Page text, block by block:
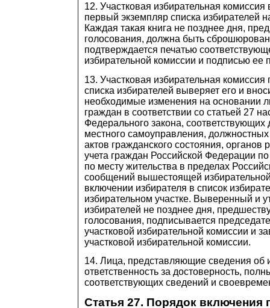
12. Участковая избирательная комиссия
первый экземпляр списка избирателей
Каждая такая книга не позднее дня,
голосования, должна быть
подтверждается печатью
избирательной комиссии и подписью ее
13. Участковая избирательная комиссия
списка избирателей выверяет его и
необходимые изменения на основании
граждан в соответствии со статьей 27
Федерального закона, соответствующих
местного самоуправления,
актов гражданского состояния, органов
учета граждан Российской Федерации
по месту жительства в пределах
сообщений вышестоящей
включении избирателя в список
избирательном участке. Выверенный и
избирателей не позднее дня,
голосования, подписывается
участковой избирательной комиссии и
участковой избирательной комиссии.
14. Лица, представляющие сведения об
ответственность за достоверность,
соответствующих сведений и
Статья 27. Порядок включения